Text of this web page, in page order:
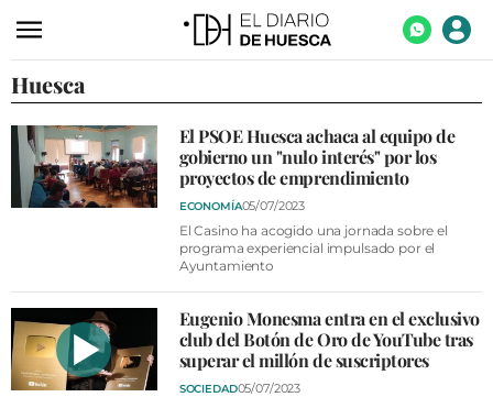
ACTUALIDAD
ECONOMÍA
TECNOLOGÍA
TURISMO
DEPORTES
CULTURA
SOCIEDAD
Huesca
El PSOE Huesca achaca al equipo de
gobierno un "nulo interés" por los
proyectos de emprendimiento
ECONOMÍA05/07/2023
El Casino ha acogido una jornada sobre el
programa experiencial impulsado por el
Ayuntamiento
Eugenio Monesma entra en el exclusivo
club del Botón de Oro de YouTube tras
superar el millón de suscriptores
SOCIEDAD05/07/2023